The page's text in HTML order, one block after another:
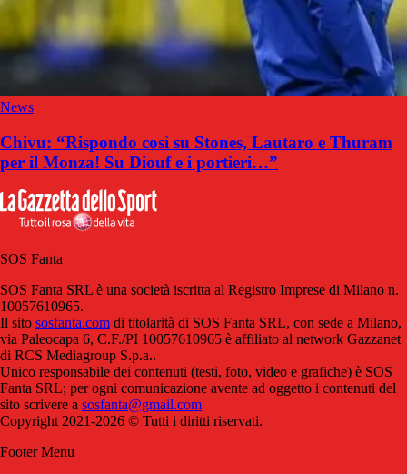
News
Chivu: “Rispondo così su Stones, Lautaro e Thuram
per il Monza! Su Diouf e i portieri…”
SOS Fanta
SOS Fanta SRL è una società iscritta al Registro Imprese di Milano n.
10057610965.
Il sito sosfanta.com di titolarità di SOS Fanta SRL, con sede a Milano,
via Paleocapa 6, C.F./PI 10057610965 è affiliato al network Gazzanet
di RCS Mediagroup S.p.a..
Unico responsabile dei contenuti (testi, foto, video e grafiche) è SOS
Fanta SRL; per ogni comunicazione avente ad oggetto i contenuti del
sito scrivere a sosfanta@gmail.com
Copyright 2021-2026 © Tutti i diritti riservati.
Footer Menu